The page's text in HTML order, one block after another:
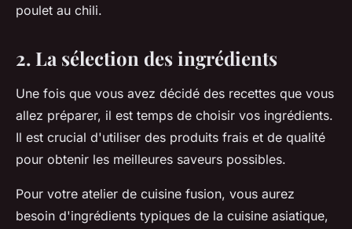
poulet au chili.
2. La sélection des ingrédients
Une fois que vous avez décidé des recettes que vous
allez préparer, il est temps de choisir vos ingrédients.
Il est crucial d'utiliser des produits frais et de qualité
pour obtenir les meilleures saveurs possibles.
Pour votre atelier de cuisine fusion, vous aurez
besoin d'ingrédients typiques de la cuisine asiatique,